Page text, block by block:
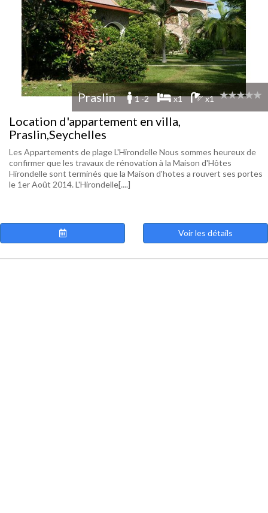
Praslin 1 -2 x1 x1
Location d'appartement en villa,
Praslin,Seychelles
Les Appartements de plage L'Hirondelle Nous sommes heureux de
confirmer que les travaux de rénovation à la Maison d'Hôtes
Hirondelle sont terminés que la Maison d'hotes a rouvert ses portes
le 1er Août 2014. L'Hirondelle[....]
Voir les détails